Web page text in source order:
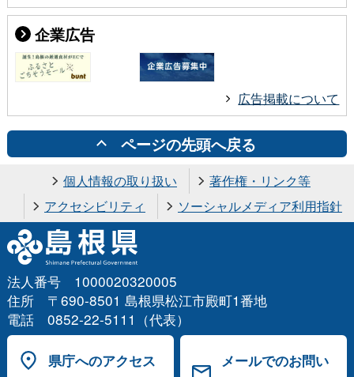
企業広告
広告掲載について
ページの先頭へ戻る
個人情報の取り扱い
著作権・リンク等
アクセシビリティ
ソーシャルメディア利用指針
法人番号 1000020320005
住所 〒690-8501 島根県松江市殿町1番地
電話 0852-22-5111（代表）
県庁へのアクセス
メールでのお問い